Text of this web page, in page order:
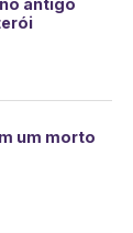
um morto